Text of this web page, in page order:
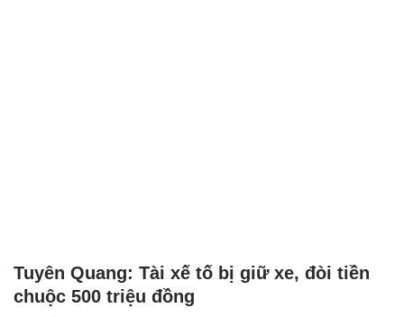
Tuyên Quang: Tài xế tố bị giữ xe, đòi tiền
chuộc 500 triệu đồng